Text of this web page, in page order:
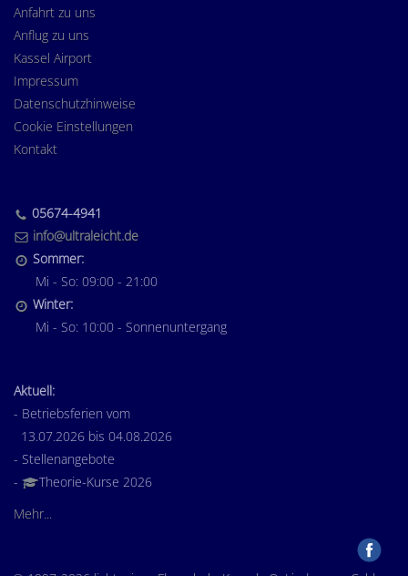
Anfahrt zu uns
Anflug zu uns
Kassel Airport
Impressum
Datenschutzhinweise
Cookie Einstellungen
Kontakt
05674-4941
info@ultraleicht.de
Sommer:
Mi - So: 09:00 - 21:00
Winter:
Mi - So: 10:00 - Sonnenuntergang
Aktuell:
- Betriebsferien vom
13.07.2026 bis 04.08.2026
- Stellenangebote
-
Theorie-Kurse 2026
Mehr...